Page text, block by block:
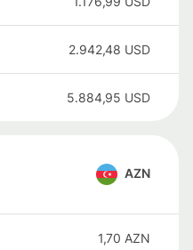
2.942,48 USD
5.884,95 USD
AZN
1,70 AZN